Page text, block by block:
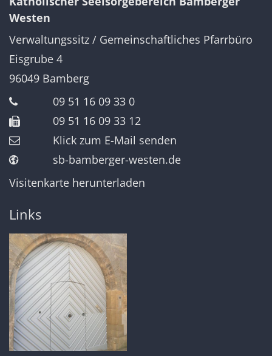
Westen
Verwaltungssitz / Gemeinschaftliches Pfarrbüro
Eisgrube 4
96049 Bamberg
09 51 16 09 33 0
09 51 16 09 33 12
Klick zum E-Mail senden
sb-bamberger-westen.de
Visitenkarte herunterladen
Links